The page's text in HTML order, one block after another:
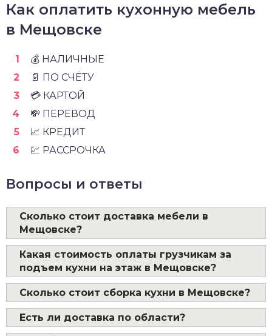
Как оплатить кухонную мебель
в Мещовске
💰 НАЛИЧНЫЕ
📄 ПО СЧЁТУ
💳 КАРТОЙ
💸 ПЕРЕВОД
📈 КРЕДИТ
💹 РАССРОЧКА
Вопросы и ответы
Сколько стоит доставка мебели в
Мещовске?
Какая стоимость оплаты грузчикам за
подъем кухни на этаж в Мещовске?
Сколько стоит сборка кухни в Мещовске?
Есть ли доставка по области?